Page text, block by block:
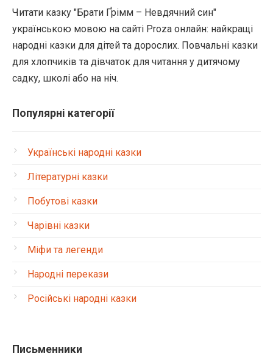
Читати казку "Брати Ґрімм – Невдячний син"
українською мовою на сайті Proza онлайн: найкращі
народні казки для дітей та дорослих. Повчальні казки
для хлопчиків та дівчаток для читання у дитячому
садку, школі або на ніч.
Популярні категорії
Українські народні казки
Літературні казки
Побутові казки
Чарівні казки
Міфи та легенди
Народні перекази
Російські народні казки
Письменники